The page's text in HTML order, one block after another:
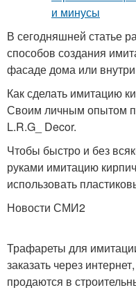
В сегодняшней статье
способов создания
фасаде дома или
Как сделать имитацию
Своим личным опытом
L.R.G_ Decor.
Чтобы быстро и без
руками имитацию
использовать
Новости СМИ2
Трафареты для
заказать через
продаются в